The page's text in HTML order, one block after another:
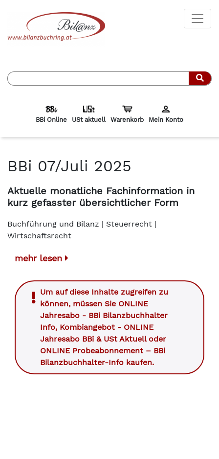
BBi Online USt aktuell Warenkorb Mein Konto
BBi 07/Juli 2025
Aktuelle monatliche Fachinformation in
kurz gefasster übersichtlicher Form
Buchführung und Bilanz | Steuerrecht |
Wirtschaftsrecht
mehr lesen
Um auf diese Inhalte zugreifen zu
können, müssen Sie ONLINE
Jahresabo - BBi Bilanzbuchhalter
Info, Kombiangebot - ONLINE
Jahresabo BBi & USt Aktuelloder
ONLINE Probeabonnement – BBi
Bilanzbuchhalter-Info kaufen.